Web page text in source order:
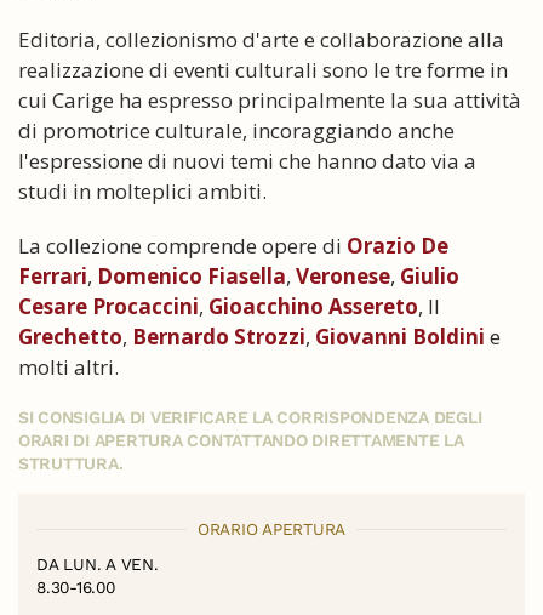
Editoria, collezionismo d'arte e collaborazione alla
realizzazione di eventi culturali sono le tre forme in
cui Carige ha espresso principalmente la sua attività
di promotrice culturale, incoraggiando anche
l'espressione di nuovi temi che hanno dato via a
studi in molteplici ambiti.
La collezione comprende opere di Orazio De
Ferrari, Domenico Fiasella, Veronese, Giulio
Cesare Procaccini, Gioacchino Assereto, Il
Grechetto, Bernardo Strozzi, Giovanni Boldini e
molti altri.
SI CONSIGLIA DI VERIFICARE LA CORRISPONDENZA DEGLI
ORARI DI APERTURA CONTATTANDO DIRETTAMENTE LA
STRUTTURA.
ORARIO APERTURA
DA LUN. A VEN.
8.30-16.00